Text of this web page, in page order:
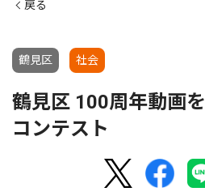
戻る
鶴見区 社会
鶴見区 100周年動画
コンテスト